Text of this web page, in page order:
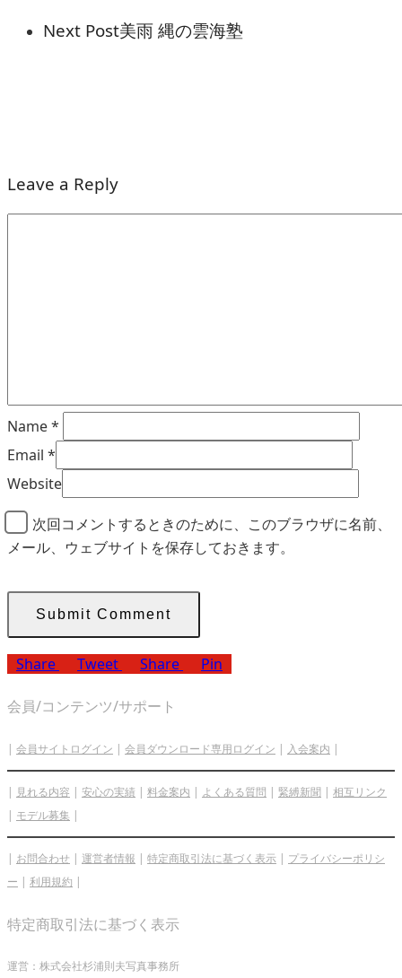
Next Post美雨 縄の雲海塾
Leave a Reply
Name*
Email *
Website
次回コメントするときのために、このブラウザに名前、
メール、ウェブサイトを保存しておきます。
Share Tweet Share Pin
会員/コンテンツ/サポート
| 会員サイトログイン | 会員ダウンロード専用ログイン | 入会案内 |
| 見れる内容 | 安心の実績 | 料金案内 | よくある質問 | 緊縛新聞 | 相互リンク
| モデル募集 |
| お問合わせ | 運営者情報 | 特定商取引法に基づく表示 | プライバシーポリシ
ー | 利用規約 |
特定商取引法に基づく表示
運営：株式会社杉浦則夫写真事務所